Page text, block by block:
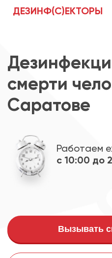
ДЕЗИНФ(С)ЕКТОРЫ
смерти
Саратове
Работаем
с 10:00 до
Вызывать